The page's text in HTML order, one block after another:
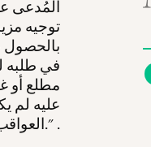
المُدعى
توجيه
بالحصول
في طلبه
مطلع أو
عليه لم
العواقب." .